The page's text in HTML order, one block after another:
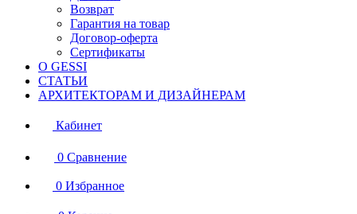
Возврат
Гарантия на товар
Договор-оферта
Сертификаты
О GESSI
СТАТЬИ
АРХИТЕКТОРАМ И ДИЗАЙНЕРАМ
Кабинет
0 Сравнение
0 Избранное